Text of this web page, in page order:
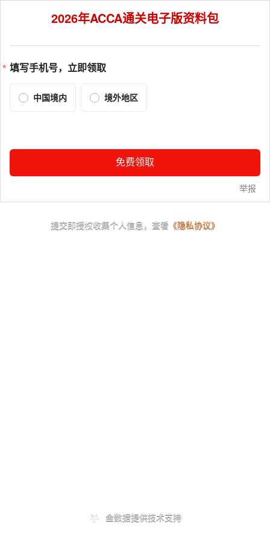
2026年ACCA通关电子版资料包
填写手机号，立即领取
中国境内 境外地区
免费领取
举报
提交即授权收集个人信息，查看 《隐私协议》
金数据提供技术支持